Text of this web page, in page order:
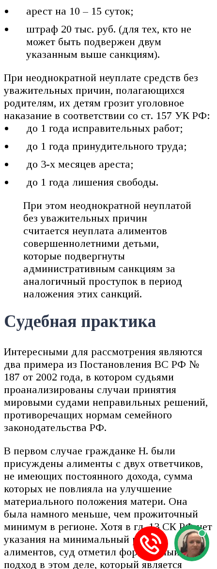
арест на 10 – 15 суток;
штраф 20 тыс. руб. (для тех, кто не
может быть подвержен двум
указанным выше санкциям).
При неоднократной неуплате средств без
уважительных причин, полагающихся
родителям, их детям грозит уголовное
наказание в соответствии со ст. 157 УК РФ:
до 1 года исправительных работ;
до 1 года принудительного труда;
до 3-х месяцев ареста;
до 1 года лишения свободы.
При этом неоднократной неуплатой
без уважительных причин
считается неуплата алиментов
совершеннолетними детьми,
которые подвергнуты
административным санкциям за
аналогичный проступок в период
наложения этих санкций.
Судебная практика
Интересными для рассмотрения являются
два примера из Постановления ВС РФ №
187 от 2002 года, в котором судьями
проанализированы случаи принятия
мировыми судами неправильных решений,
противоречащих нормам семейного
законодательства РФ.
В первом случае гражданке Н. были
присуждены алименты с двух ответчиков,
не имеющих постоянного дохода, сумма
которых не повлияла на улучшение
материального положения матери. Она
была намного меньше, чем прожиточный
минимум в регионе. Хотя в гл. 13 СК РФ нет
указания на минимальный размер
алиментов, суд отметил формальный
подход в этом деле, который является